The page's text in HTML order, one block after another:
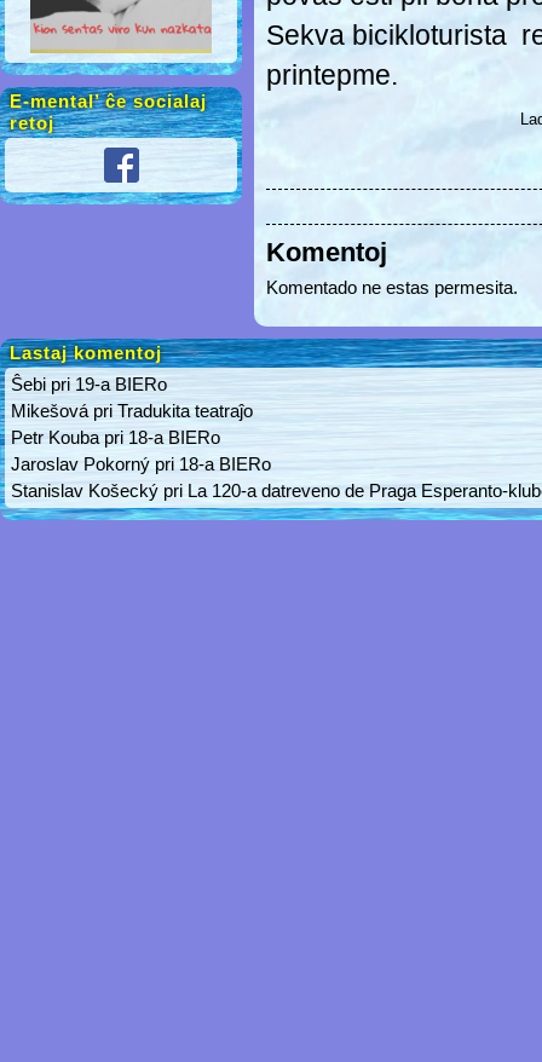
E-mental’ ĉe socialaj
retoj
Sekva bicikloturista
printepme.
Komentoj
Komentado ne estas permesita.
Lastaj komentoj
Ŝebi pri 19-a BIERo
Mikešová pri Tradukita teatraĵo
Petr Kouba pri 18-a BIERo
Jaroslav Pokorný pri 18-a BIERo
Stanislav Košecký pri La 120-a datreveno de Praga Esperanto-